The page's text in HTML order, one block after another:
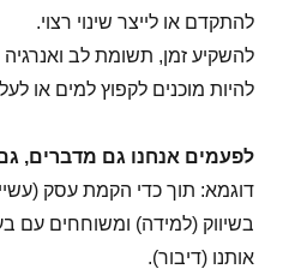
להתקדם או לייצר שינוי רצוי.
להשקיע זמן, תשומת לב
להיות מוכנים לקפוץ למים או
לפעמים אנחנו גם מדברים,
דוגמא: תוך כדי הקמת עסק
בשיווק (למידה) ומשוחחים עם
אותנו (דיבור).